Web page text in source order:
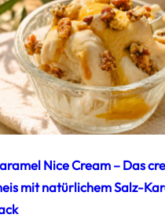
Nice Cream – Das
mit natürlichem Salz-